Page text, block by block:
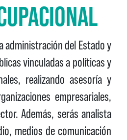
administración del Estado y
vinculadas a políticas y
realizando asesoría y
empresariales,
Además, serás analista
medios de comunicación